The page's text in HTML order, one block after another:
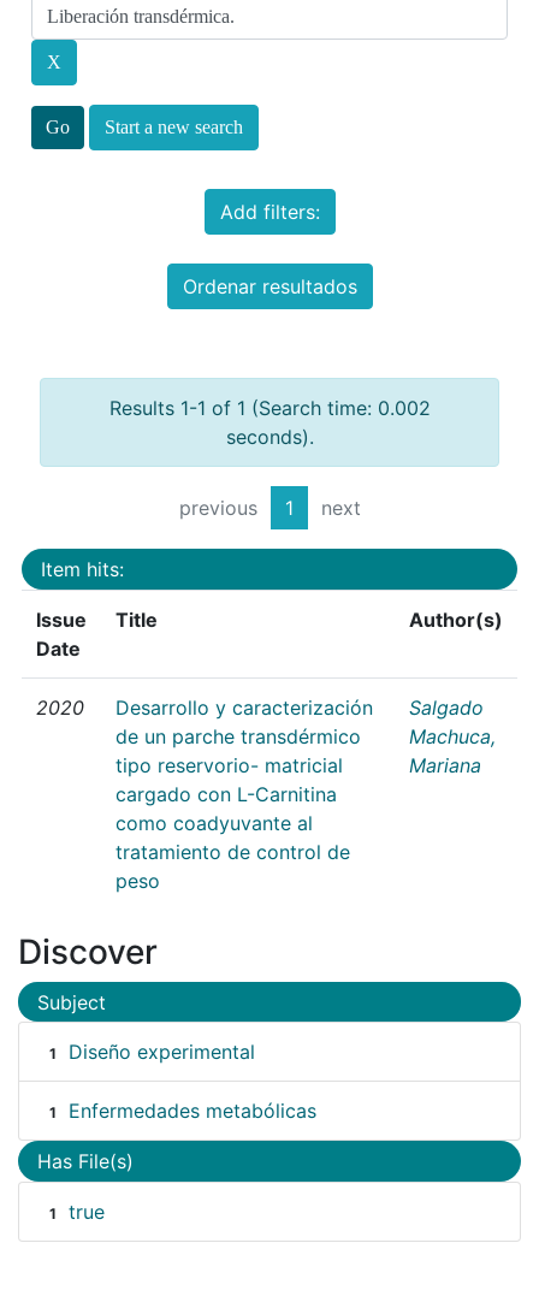
Start a new search
Add filters:
Ordenar resultados
Results 1-1 of 1 (Search time: 0.002
seconds).
previous 1 next
Item hits:
Issue
Date
Title Author(s)
2020
Desarrollo y caracterización
de un parche transdérmico
tipo reservorio- matricial
cargado con L-Carnitina
como coadyuvante al
tratamiento de control de
peso
Salgado
Machuca,
Mariana
Discover
Subject
1 Diseño experimental
1 Enfermedades metabólicas
Has File(s)
1 true